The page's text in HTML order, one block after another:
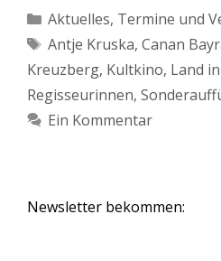
Kategorien
Aktuelles, Termine und
Schlagwörter
Antje Kruska, Canan
Kreuzberg, Kultkino, Land
Regisseurinnen,
Ein Kommentar
Newsletter bekommen: